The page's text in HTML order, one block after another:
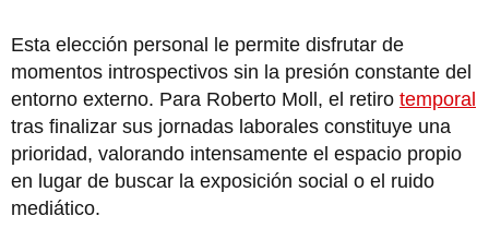
Esta elección personal le permite disfrutar de
momentos introspectivos sin la presión constante del
entorno externo. Para Roberto Moll, el retiro temporal
tras finalizar sus jornadas laborales constituye una
prioridad, valorando intensamente el espacio propio
en lugar de buscar la exposición social o el ruido
mediático.